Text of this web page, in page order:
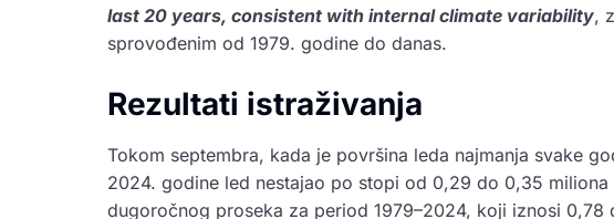
last 20 years, consistent with internal climate variability,
sprovođenim od 1979. godine do danas.
Rezultati istraživanja
Tokom septembra, kada je površina leda najmanja svake
2024. godine led nestajao po stopi od 0,29 do 0,35
dugoročnog proseka za period 1979–2024, koji iznosi